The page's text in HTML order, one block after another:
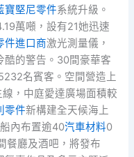
寶堅尼零件系統升級。
萬噸，設有21她迅速
件進口商激光測量儀，
酷的警告。30間豪華客
名賓客。空間營造上
線，中庭愛達廣場面積較
零件新構建全天候海上
船內布置逾40汽車材料0
餐廳及酒吧，將發布